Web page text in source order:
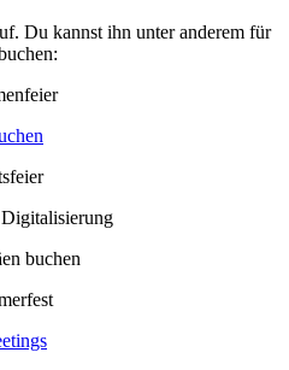
Du kannst ihn unter anderem für
buchen